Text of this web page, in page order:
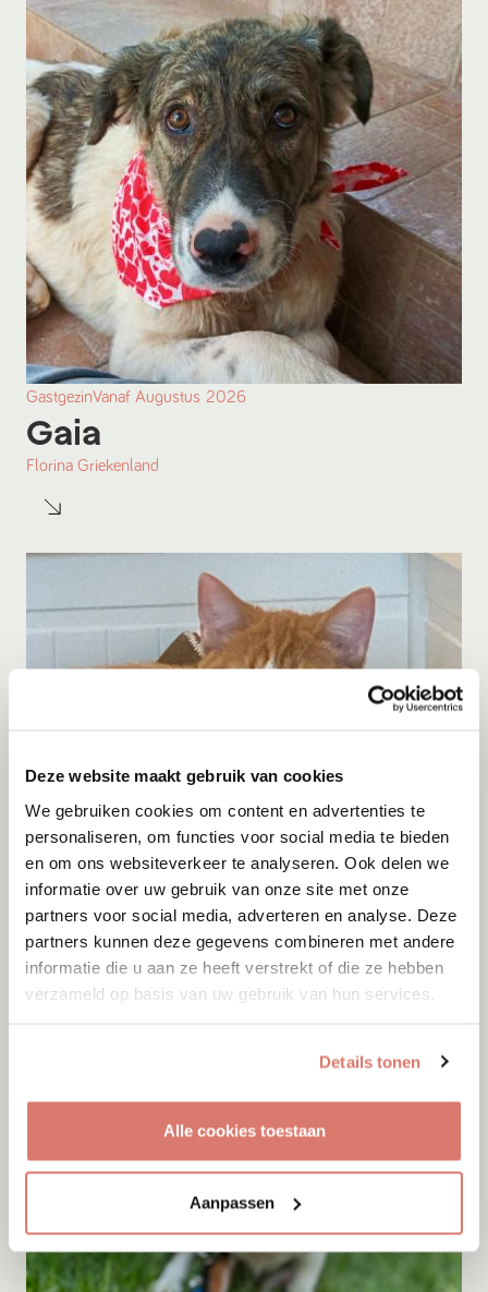
Deze website maakt gebruik van cookies
We gebruiken cookies om content en advertenties te
personaliseren, om functies voor social media te bieden
en om ons websiteverkeer te analyseren. Ook delen we
informatie over uw gebruik van onze site met onze
partners voor social media, adverteren en analyse. Deze
partners kunnen deze gegevens combineren met andere
informatie die u aan ze heeft verstrekt of die ze hebben
verzameld op basis van uw gebruik van hun services.
Details tonen
Alle cookies toestaan
Aanpassen
GastgezinVanaf Augustus 2026
Gaia
Florina Griekenland
GastgezinVanafJuli 2026
Aniki
Krommenie